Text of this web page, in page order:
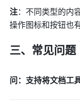
注：不同类型的内
操作图标和按钮也
三、常见问题
问：支持将文档工